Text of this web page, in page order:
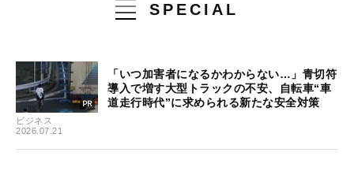
SPECIAL
ビジネス
2026.07.21
「いつ加害者になるかわからない…」青切符
導入で増す大型トラックの不安、自転車“車
道走行時代”に求められる新たな安全対策